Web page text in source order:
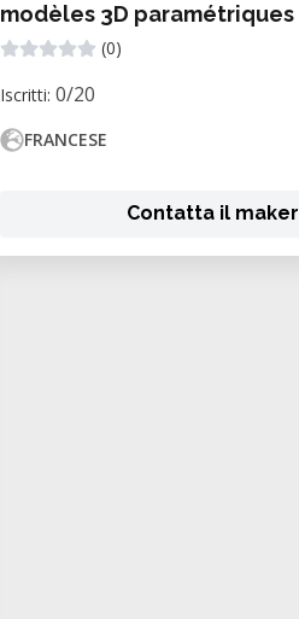
modèles 3D paramétriques
(0)
Iscritti: 0/20
FRANCESE
Contatta il maker